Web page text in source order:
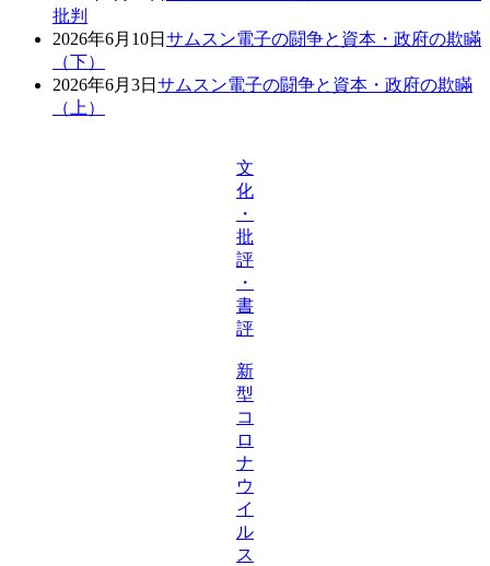
批判
2026年6月10日 サムスン電子の闘争と資本・政府の欺瞞
（下）
2026年6月3日 サムスン電子の闘争と資本・政府の欺瞞
（上）
文
化
・
批
評
・
書
評
新
型
コ
ロ
ナ
ウ
イ
ル
ス